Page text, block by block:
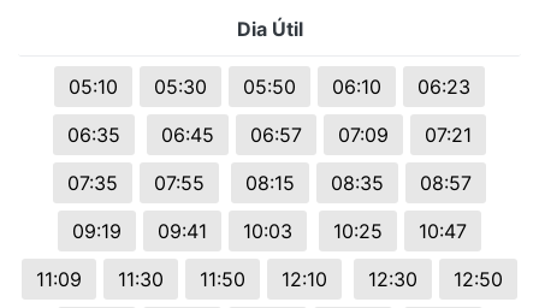
Dia Útil
05:10 05:30 05:50 06:10
06:23
06:35
06:45 06:57 07:09
07:21
07:35
07:55 08:15 08:35
08:57
09:19
09:41 10:03 10:25
10:47
11:09
11:30 11:50 12:10 12:30
12:50